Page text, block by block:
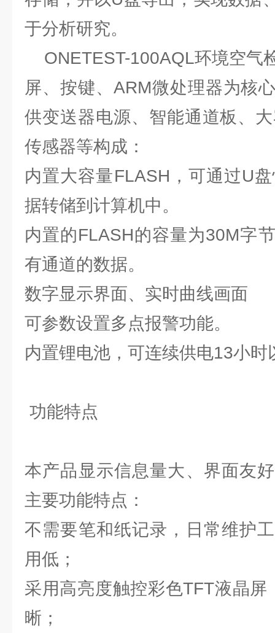
于分析研究。
ONETEST-100AQL环境空气
屏、按键、ARM微处理器为核
供变送器电源、智能通道板、
传感器等构成：
内置大容量FLASH，可通过U
据转储到计算机中。
内置的FLASH的容量为30M字
有通道的数据。
数字显示界面、实时曲线画面
可参数设置多点报警功能。
内置锂电池，可连续供电13小时
功能特点
本产品显示信息量大、界面友
主要功能特点：
不需要笔和纸记录，日常维护
用低；
采用高亮度触控彩色TFT液晶屏
晰；